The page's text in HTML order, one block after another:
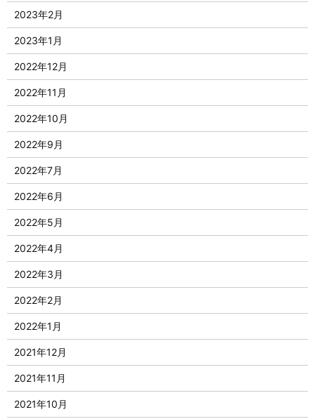
2023年2月
2023年1月
2022年12月
2022年11月
2022年10月
2022年9月
2022年7月
2022年6月
2022年5月
2022年4月
2022年3月
2022年2月
2022年1月
2021年12月
2021年11月
2021年10月